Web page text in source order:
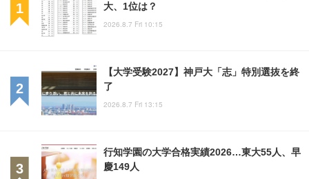
大、1位は？
2026.8.7 Fri 10:15
【大学受験2027】神戸大「志」特別選抜を終
了
2026.8.7 Fri 13:15
行知学園の大学合格実績2026…東大55人、早
慶149人